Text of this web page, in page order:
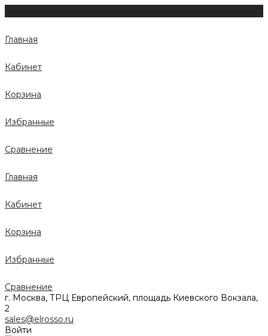
Главная
Кабинет
Корзина
Избранные
Сравнение
Главная
Кабинет
Корзина
Избранные
Сравнение
г. Москва, ТРЦ Европейский, площадь Киевского Вокзала,
2
sales@elrosso.ru
Войти